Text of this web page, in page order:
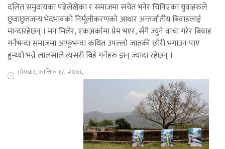
दलित समुदायका पढेलेखेका र समाजमा सचेत भनेर चिनिएका युवाहरुले
छुवाछुतजन्य भेदभावको निर्मूलीकरणको आधार अन्तर्जातीय बिवाहलाई
मान्दारहेछन् । मन मिलेर, एकअर्कामा प्रेम भएर, सँगै ज्युने वाचा गरेर बिवाह
गर्नेभन्दा समाजमा आफूभन्दा कथित उपल्लो जातकी छोरी भगाउन पाए
हुन्थ्यो भन्ने लालसाले त्यसरी बिहे गर्नेहरु झन् ज्यादा रहेछन् ।
सोमबार, कात्तिक १८, २०७६